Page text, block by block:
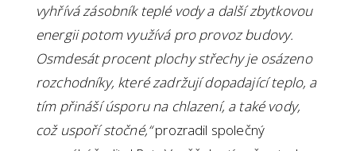
vyhřívá zásobník teplé vody a další zbytkovou
energii potom využívá pro provoz budovy.
Osmdesát procent plochy střechy je osázeno
rozchodníky, které zadržují dopadající teplo, a
tím přináší úsporu na chlazení, a také vody,
což uspoří stočné,“prozradil společný